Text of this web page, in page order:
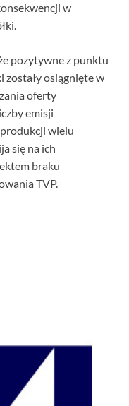
w
pozytywne z punktu
zostały osiągnięte w
oferty
emisji
wielu
się na ich
braku
TVP.